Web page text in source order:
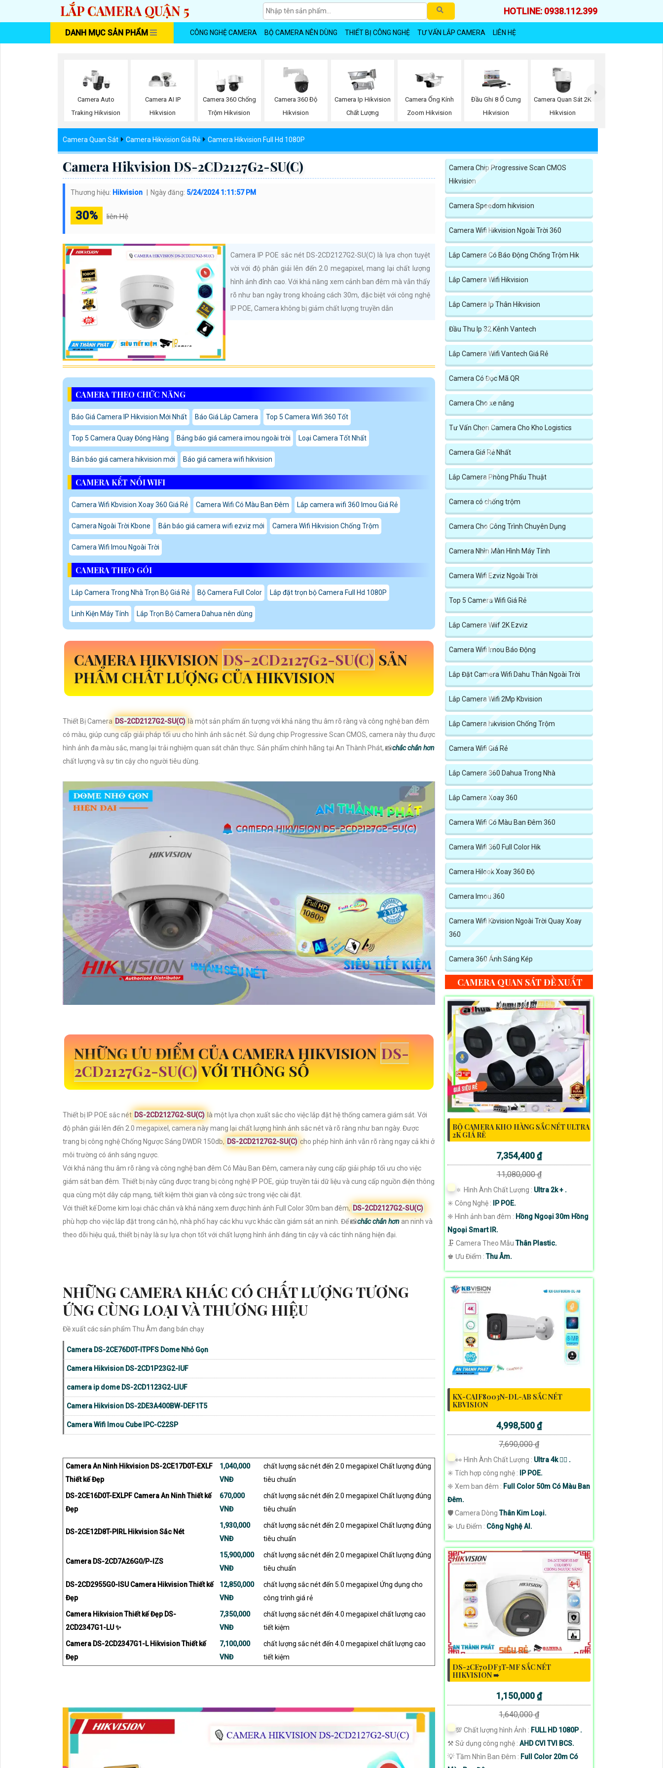
LẮP CAMERA QUẬN 5 HOTLINE: 0938.112.399
DANH MỤC SẢN PHẨM CÔNG NGHỆ CAMERA BỘ CAMERA NÊN DÙNG THIẾT BỊ CÔNG NGHỆ TƯ VẤN LẮP CAMERA LIÊN HỆ
Camera Auto
Traking Hikvision
Camera AI IP
Hikvision
Camera 360 Chống
Trộm Hikvision
Camera 360 Độ
Hikvision
Camera Ip Hikvision
Chất Lượng
Camera Ống Kính
Zoom Hikvision
Đầu Ghi 8 Ổ Cưng
Hikvision
Camera Quan Sát 2K
Hikvision
Camera Quan Sát Camera Hikvision Giá Rẻ Camera Hikvision Full Hd 1080P
Camera Hikvision DS-2CD2127G2-SU(C)
Thương hiệu: Hikvision Ngày đăng: 5/24/2024 1:11:57 PM
30% liên Hệ
Camera IP POE sắc nét DS-2CD2127G2-SU(C) là lựa chọn tuyệt
vời với độ phân giải lên đến 2.0 megapixel, mang lại chất lượng
hình ảnh đỉnh cao. Với khả năng xem cảnh ban đêm mà vẫn thấy
rõ như ban ngày trong khoảng cách 30m, đặc biệt với công nghệ
IP POE, Camera không bị giảm chất lượng truyền dẫn
CAMERA THEO CHỨC NĂNG
Báo Giá Camera IP Hikvision Mới Nhất Báo Giá Lắp Camera Top 5 Camera Wifi 360 Tốt
Top 5 Camera Quay Đóng Hàng Bảng báo giá camera imou ngoài trời Loại Camera Tốt Nhất
Bản báo giá camera hikvision mới Báo giá camera wifi hikvision
CAMERA KẾT NỐI WIFI
Camera Wifi Kbvision Xoay 360 Giá Rẻ Camera Wifi Có Màu Ban Đêm Lắp camera wifi 360 Imou Giá Rẻ
Camera Ngoài Trời Kbone Bản báo giá camera wifi ezviz mới Camera Wifi Hikvision Chống Trộm
Camera Wifi Imou Ngoài Trời
CAMERA THEO GÓI
Lắp Camera Trong Nhà Trọn Bộ Giá Rẻ Bộ Camera Full Color Lắp đặt trọn bộ Camera Full Hd 1080P
Linh Kiện Máy Tính Lắp Trọn Bộ Camera Dahua nên dùng
CAMERA HIKVISION DS-2CD2127G2-SU(C) SẢN
PHẨM CHẤT LƯỢNG CỦA HIKVISION
Thiết Bị Camera DS-2CD2127G2-SU(C) là một sản phẩm ấn tượng với khả năng thu âm rõ ràng và công nghệ ban đêm
có màu, giúp cung cấp giải pháp tối ưu cho hình ảnh sắc nét. Sử dụng chip Progressive Scan CMOS, camera này thu được
hình ảnh đa màu sắc, mang lại trải nghiệm quan sát chân thực. Sản phẩm chính hãng tại An Thành Phát, 📸chắc chắn hơn
chất lượng và sự tin cậy cho người tiêu dùng.
NHỮNG ƯU ĐIỂM CỦA CAMERA HIKVISION DS-
2CD2127G2-SU(C) VỚI THÔNG SỐ
Thiết bị IP POE sắc nét DS-2CD2127G2-SU(C) là một lựa chọn xuất sắc cho việc lắp đặt hệ thống camera giám sát. Với
độ phân giải lên đến 2.0 megapixel, camera này mang lại chất lượng hình ảnh sắc nét và rõ ràng như ban ngày. Được
trang bị công nghệ Chống Ngược Sáng DWDR 150db, DS-2CD2127G2-SU(C) cho phép hình ảnh vẫn rõ ràng ngay cả khi ở
môi trường có ánh sáng ngược.
Với khả năng thu âm rõ ràng và công nghệ ban đêm Có Màu Ban Đêm, camera này cung cấp giải pháp tối ưu cho việc
giám sát ban đêm. Thiết bị này cũng được trang bị công nghệ IP POE, giúp truyền tải dữ liệu và cung cấp nguồn điện thông
qua cùng một dây cáp mạng, tiết kiệm thời gian và công sức trong việc cài đặt.
Với thiết kế Dome kim loại chắc chắn và khả năng xem được hình ảnh Full Color 30m ban đêm, DS-2CD2127G2-SU(C)
phù hợp cho việc lắp đặt trong căn hộ, nhà phố hay các khu vực khác cần giám sát an ninh. Để 📸chắc chắn hơnan ninh và
theo dõi hiệu quả, thiết bị này là sự lựa chọn tốt với chất lượng hình ảnh đáng tin cậy và các tính năng hiện đại.
NHỮNG CAMERA KHÁC CÓ CHẤT LƯỢNG TƯƠNG
ỨNG CÙNG LOẠI VÀ THƯƠNG HIỆU
Đề xuất các sản phẩm Thu Âm đang bán chạy
Camera DS-2CE76D0T-ITPFS Dome Nhỏ Gọn
Camera Hikvision DS-2CD1P23G2-IUF
camera ip dome DS-2CD1123G2-LIUF
Camera Hikvision DS-2DE3A400BW-DEF1T5
Camera Wifi Imou Cube IPC-C22SP
Camera An Ninh Hikvision DS-2CE17D0T-EXLF
Thiết kế Đẹp
1,040,000
VNĐ
chất lượng sắc nét đến 2.0 megapixel Chất lượng đúng
tiêu chuẩn
DS-2CE16D0T-EXLPF Camera An Ninh Thiết kế
Đẹp
670,000
VNĐ
chất lượng sắc nét đến 2.0 megapixel Chất lượng đúng
tiêu chuẩn
DS-2CE12D8T-PIRL Hikvision Sắc Nét
1,930,000
VNĐ
chất lượng sắc nét đến 2.0 megapixel Chất lượng đúng
tiêu chuẩn
Camera DS-2CD7A26G0/P-IZS
15,900,000
VNĐ
chất lượng sắc nét đến 2.0 megapixel Chất lượng đúng
tiêu chuẩn
DS-2CD2955G0-ISU Camera Hikvision Thiết kế
Đẹp
12,850,000
VNĐ
chất lượng sắc nét đến 5.0 megapixel Ứng dụng cho
công trình giá rẻ
Camera Hikvision Thiết kế Đẹp DS-
2CD2347G1-LU ✨
7,350,000
VNĐ
chất lượng sắc nét đến 4.0 megapixel chất lượng cao
tiết kiệm
Camera DS-2CD2347G1-L Hikvision Thiết kế
Đẹp
7,100,000
VNĐ
chất lượng sắc nét đến 4.0 megapixel chất lượng cao
tiết kiệm
Camera Chip Progressive Scan CMOS
Hikvision
Camera Speedom hikvision
Camera Wifi Hikvision Ngoài Trời 360
Lắp Camera Có Báo Động Chống Trộm Hik
Lắp Camera Wifi Hikvision
Lắp Camera Ip Thân Hikvision
Đầu Thu Ip 32 Kênh Vantech
Lắp Camera Wifi Vantech Giá Rẻ
Camera Có Đọc Mã QR
Camera Cho xe nâng
Tư Vấn Chọn Camera Cho Kho Logistics
Camera Giá Rẻ Nhất
Lắp Camera Phòng Phẩu Thuật
Camera có chống trộm
Camera Cho Công Trình Chuyên Dụng
Camera Nhìn Màn Hình Máy Tính
Camera Wifi Ezviz Ngoài Trời
Top 5 Camera Wifi Giá Rẻ
Lắp Camera Wiif 2K Ezviz
Camera Wifi Imou Báo Động
Lắp Đặt Camera Wifi Dahu Thân Ngoài Trời
Lắp Camera Wifi 2Mp Kbvision
Lắp Camera hikvision Chống Trộm
Camera Wifi Giá Rẻ
Lắp Camera 360 Dahua Trong Nhà
Lắp Camera Xoay 360
Camera Wifi Có Màu Ban Đêm 360
Camera Wifi 360 Full Color Hik
Camera Hilook Xoay 360 Độ
Camera Imou 360
Camera Wifi Kbvision Ngoài Trời Quay Xoay
360
Camera 360 Ánh Sáng Kép
CAMERA QUAN SÁT ĐỀ XUẤT
BỘ CAMERA KHO HÀNG SẮC NÉT ULTRA
2K GIÁ RẺ
7,354,400 ₫
11,080,000 ₫
🔅 Hình Ành Chất Lượng : Ultra 2k + .
✳️ Công Nghệ : IP POE.
❈ Hình ảnh ban đêm : Hồng Ngoại 30m Hồng
Ngoại Smart IR.
🗜️ Camera Theo MẫuThân Plastic.
️♚ Ưu Điểm :Thu Âm.
KX-CAIF8003N-DL-AB SẮC NÉT
KBVISION
4,998,500 ₫
7,690,000 ₫
️👀 Hình Ành Chất Lượng : Ultra 4k 👍🏾 .
✳️ Tích hợp công nghệ :
IP POE.
❈ Xem ban đêm : Full Color 50m Có Màu Ban
Đêm.
🛡 Camera DòngThân Kim Loại.
️💫 Ưu Điểm : Công Nghệ AI.
DS-2CE70DF3T-MF SẮC NÉT
HIKVISION ➠
1,150,000 ₫
1,640,000 ₫
💯 Chất lượng hình Ảnh : FULL HD 1080P .
⚒ Sử dụng công nghệ : AHD CVI TVI BCS.
💡 Tầm Nhìn Ban Đêm : Full Color 20m Có